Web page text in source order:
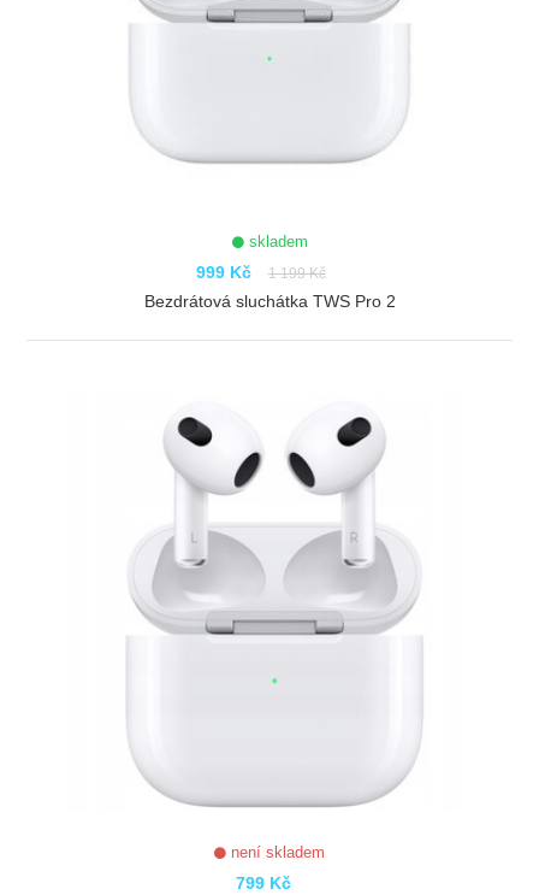
skladem
999 Kč 1 199 Kč
Bezdrátová sluchátka TWS Pro 2
není skladem
799 Kč